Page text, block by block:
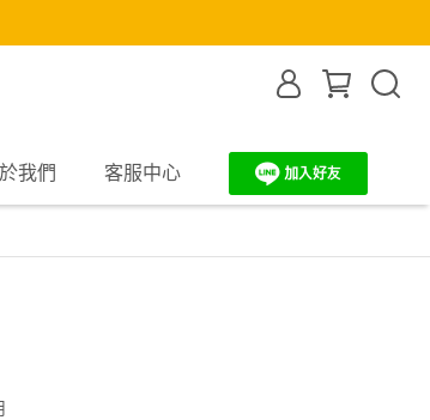
我們 客服中心